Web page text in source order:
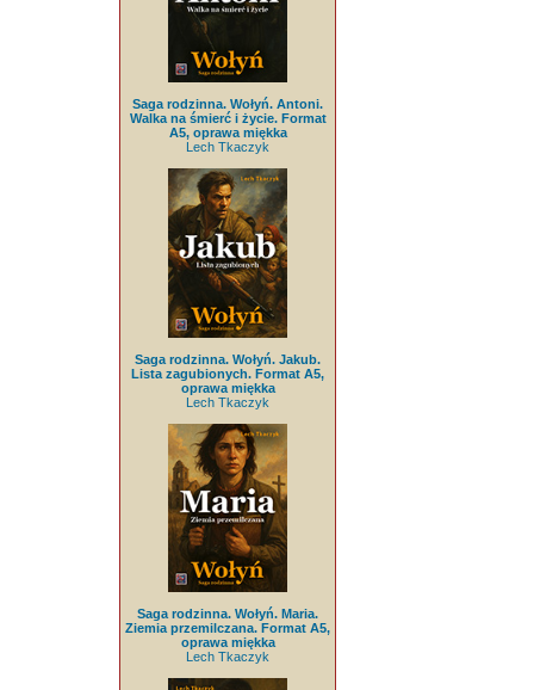
Saga rodzinna. Wołyń. Antoni.
Walka na śmierć i życie. Format
A5, oprawa miękka
Lech Tkaczyk
Saga rodzinna. Wołyń. Jakub.
Lista zagubionych. Format A5,
oprawa miękka
Lech Tkaczyk
Saga rodzinna. Wołyń. Maria.
Ziemia przemilczana. Format A5,
oprawa miękka
Lech Tkaczyk